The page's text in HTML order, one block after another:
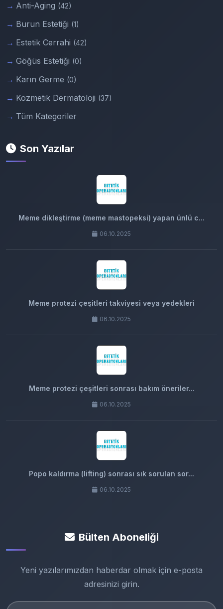
Anti-Aging (42)
Burun Estetiği (1)
Estetik Cerrahi (42)
Göğüs Estetiği (0)
Karın Germe (0)
Kozmetik Dermatoloji (37)
Tüm Kategoriler
Son Yazılar
Meme dikleştirme (meme mastopeksi) yapan ünlü c...
06.10.2025
Meme protezi çeşitleri takviyesi veya yedekleri
06.10.2025
Meme protezi çeşitleri sonrası bakım öneriler...
06.10.2025
Popo kaldırma (lifting) sonrası sık sorulan sor...
06.10.2025
Bülten Aboneliği
Yeni yazılarımızdan haberdar olmak için e-posta
adresinizi girin.